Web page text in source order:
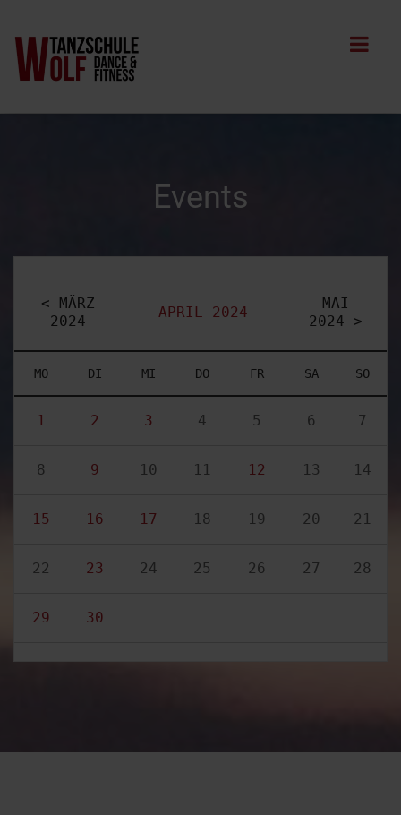
Events
< MÄRZ
2024
APRIL 2024
MAI
2024 >
MO DI MI DO FR SA SO
1 2 3 4 5 6 7
8 9 10 11 12 13 14
15 16 17 18 19 20 21
22 23 24 25 26 27 28
29 30